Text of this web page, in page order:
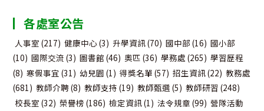
類
各處室公告
人事室 (217) 健康中心(3) 升學資訊(70) 國中部 (16) 國小部
(10) 國際交流 (3) 圖書館 (46) 奧匹 (36) 學務處 (265) 學習歷程
(8) 寒假事宜 (31) 幼兒園 (1) 得獎名單 (57) 招生資訊(22) 教務處
(681) 教師介聘(8) 教師支持 (19) 教師甄選 (5) 教師研習 (248)
校長室 (32) 榮譽榜 (186) 檢定資訊(1) 法令規章 (99) 營隊活動